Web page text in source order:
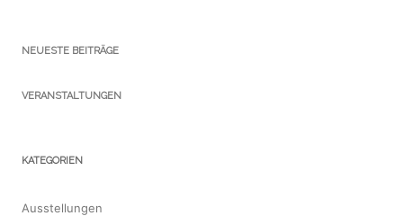
NEUESTE BEITRÄGE
VERANSTALTUNGEN
KATEGORIEN
Ausstellungen